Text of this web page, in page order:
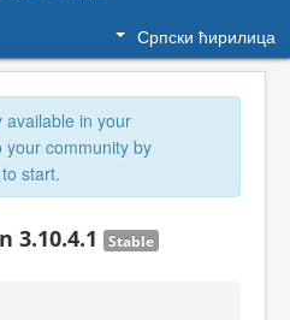
Српски ћирилица
available in your
your community by
to start.
3.10.4.1 Stable